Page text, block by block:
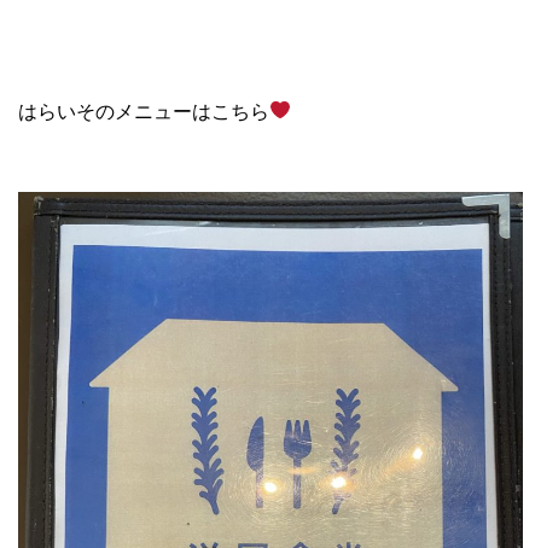
はらいそのメニューはこちら